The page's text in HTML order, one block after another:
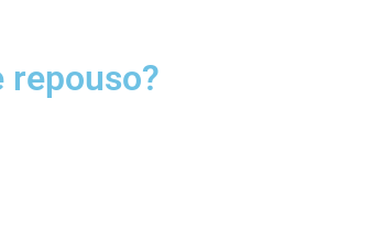
repouso?